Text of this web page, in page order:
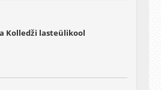
Kolledži lasteülikool